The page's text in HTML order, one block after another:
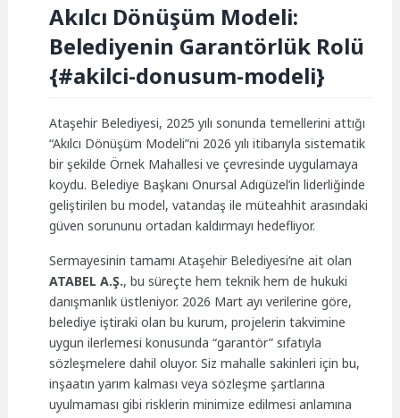
Akılcı Dönüşüm Modeli:
Belediyenin Garantörlük Rolü
{#akilci-donusum-modeli}
Ataşehir Belediyesi, 2025 yılı sonunda temellerini attığı
“Akılcı Dönüşüm Modeli”ni 2026 yılı itibarıyla sistematik
bir şekilde Örnek Mahallesi ve çevresinde uygulamaya
koydu. Belediye Başkanı Onursal Adıgüzel’in liderliğinde
geliştirilen bu model, vatandaş ile müteahhit arasındaki
güven sorununu ortadan kaldırmayı hedefliyor.
Sermayesinin tamamı Ataşehir Belediyesi’ne ait olan
ATABEL A.Ş., bu süreçte hem teknik hem de hukuki
danışmanlık üstleniyor. 2026 Mart ayı verilerine göre,
belediye iştiraki olan bu kurum, projelerin takvimine
uygun ilerlemesi konusunda “garantör” sıfatıyla
sözleşmelere dahil oluyor. Siz mahalle sakinleri için bu,
inşaatın yarım kalması veya sözleşme şartlarına
uyulmaması gibi risklerin minimize edilmesi anlamına